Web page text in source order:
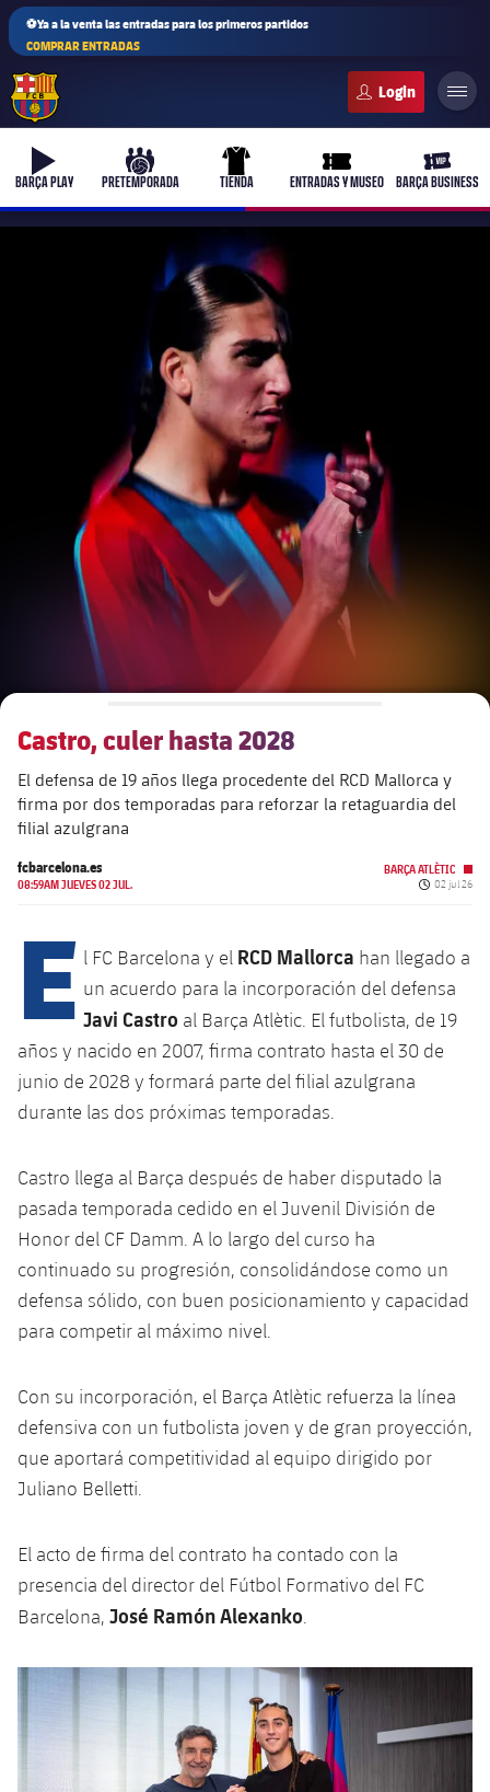
⚽Ya a la venta las entradas para los primeros partidos
COMPRAR ENTRADAS
b-play
BARÇA PLAY
culers-ball
PRETEMPORADA
uniform
TIENDA
ticket-full
ENTRADAS Y MUSEO
ticket-
BARÇA BUSINESS
plusicon
más
Junta Directiva
Estructura ejecutiva
chevron-right
label.aria.chevronright
Órganos
chevron-right
label.aria.chevronright
Documents
plusicon
más
Barça Academy
Más que un club
Masia 360
La Masia
plusicon
más
Década a década
Presidentes
Centro de documentación
plusicon
más
Instalaciones
Spotify Camp Nou
Palau Blaugrana
Estadi Johan Cruyff
Barça Cafe
Ciutat Esportiva
La Masia
Servicios
Servicios Médicos
plusicon
más
Acreditaciones
Instalaciones
Castro, culer hasta 2028
El defensa de 19 años llega procedente del RCD Mallorca y
firma por dos temporadas para reforzar la retaguardia del
filial azulgrana
fcbarcelona.es
08:59AM JUEVES 02 JUL.
BARÇA ATLÈTIC
Fecha de
02 jul 26
E l FC Barcelona y el RCD Mallorca han llegado a
un acuerdo para la incorporación del defensa
Javi Castro al Barça Atlètic. El futbolista, de 19
años y nacido en 2007, firma contrato hasta el 30 de
junio de 2028 y formará parte del filial azulgrana
durante las dos próximas temporadas.
Castro llega al Barça después de haber disputado la
pasada temporada cedido en el Juvenil División de
Honor del CF Damm. A lo largo del curso ha
continuado su progresión, consolidándose como un
defensa sólido, con buen posicionamiento y capacidad
para competir al máximo nivel.
Con su incorporación, el Barça Atlètic refuerza la línea
defensiva con un futbolista joven y de gran proyección,
que aportará competitividad al equipo dirigido por
Juliano Belletti.
El acto de firma del contrato ha contado con la
presencia del director del Fútbol Formativo del FC
Barcelona, José Ramón Alexanko
label.aria.chevronleft